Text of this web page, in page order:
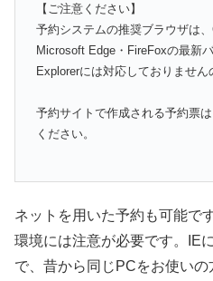
【ご注意ください】
予約システムの推奨ブラウザは
Microsoft Edge・FireFoxの最新
Explorerには対応しておりません
予約サイトで作成される予約票
ください。
ネットを用いた予約も可能です
環境には注意が必要です。IE
で、昔から同じPCをお使い